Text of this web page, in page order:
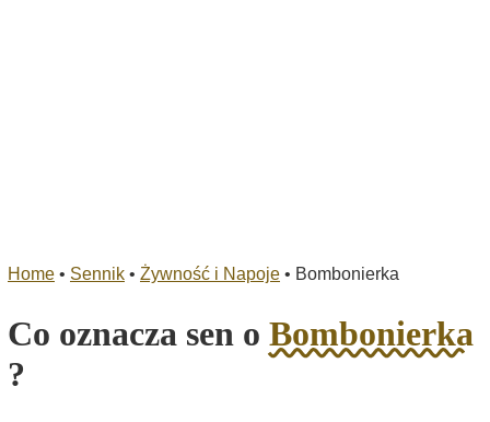
Home • Sennik • Żywność i Napoje • Bombonierka
Co oznacza sen o Bombonierka
?